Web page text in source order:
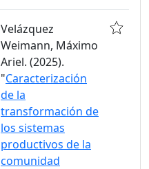
Velázquez
Weimann, Máximo
Ariel. (2025).
"Caracterización
de la
transformación de
los sistemas
productivos de la
comunidad